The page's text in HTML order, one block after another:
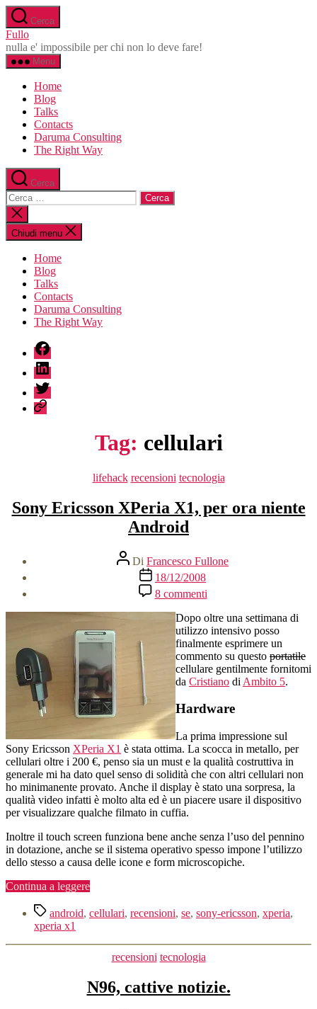
Salta
al
contenuto
Cerca
Fullo
nulla e' impossibile per chi non lo deve fare!
Menu
Home
Blog
Talks
Contacts
Daruma Consulting
The Right Way
Cerca
Cerca:
Chiudi
la
ricerca
Chiudi menu
Home
Blog
Talks
Contacts
Daruma Consulting
The Right Way
fb
linkedin
twitter
sessionize
Tag: cellulari
Categorie
lifehack recensioni tecnologia
Sony Ericsson XPeria X1, per ora niente
Android
Autore
articolo
Di Francesco Fullone
Data
dell'articolo
18/12/2008
8 commentisu
Sony
Ericsson
XPeria
X1,
per
ora
niente
Dopo oltre una settimana di
utilizzo intensivo posso
finalmente esprimere un
commento su questo portatile
cellulare gentilmente fornitomi
da Cristiano di Ambito 5.
Hardware
La prima impressione sul
Sony Ericsson XPeria X1 è stata ottima. La scocca in metallo, per
cellulari oltre i 200 €, penso sia un must e la qualità costruttiva in
generale mi ha dato quel senso di solidità che con altri cellulari non
ho minimanente provato. Anche il display è stato una sorpresa, la
qualità video infatti è molto alta ed è un piacere usare il dispositivo
per visualizzare qualche filmato in cuffia.
Inoltre il touch screen funziona bene anche senza l’uso del pennino
in dotazione, anche se il sistema operativo spesso impone l’utilizzo
dello stesso a causa delle icone e form microscopiche.
Continua a leggere“Sony
XPeria
ora
niente
Tag android, cellulari, recensioni, se, sony-ericsson, xperia,
xperia x1
Categorie
recensioni tecnologia
N96, cattive notizie.